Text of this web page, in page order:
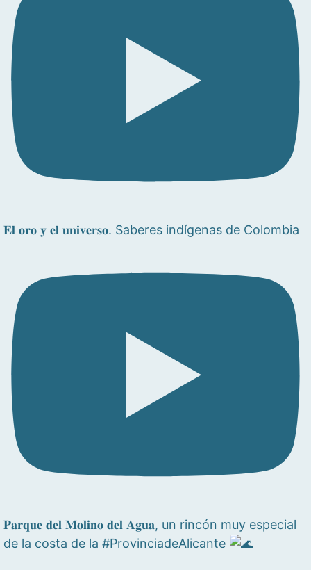
𝐄𝐥 𝐨𝐫𝐨 𝐲 𝐞𝐥 𝐮𝐧𝐢𝐯𝐞𝐫𝐬𝐨. Saberes indígenas de Colombia
𝐏𝐚𝐫𝐪𝐮𝐞 𝐝𝐞𝐥 𝐌𝐨𝐥𝐢𝐧𝐨 𝐝𝐞𝐥 𝐀𝐠𝐮𝐚, un rincón muy especial
de la costa de la #ProvinciadeAlicante